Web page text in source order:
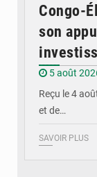
Congo-
son
5 août
Reçu le 4
et de…
SAVOIR PLUS